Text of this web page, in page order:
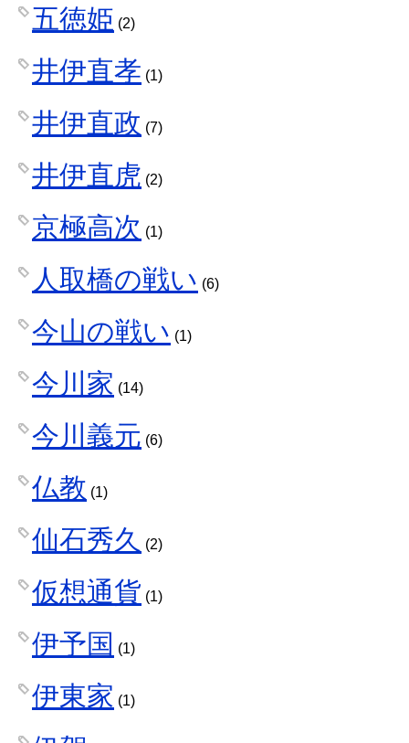
五徳姫 (2)
井伊直孝 (1)
井伊直政 (7)
井伊直虎 (2)
京極高次 (1)
人取橋の戦い (6)
今山の戦い (1)
今川家 (14)
今川義元 (6)
仏教 (1)
仙石秀久 (2)
仮想通貨 (1)
伊予国 (1)
伊東家 (1)